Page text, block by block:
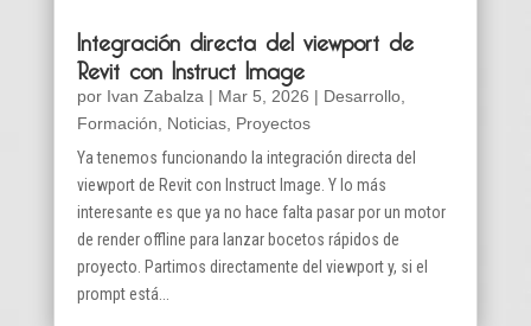
Integración directa del viewport de
Revit con Instruct Image
por Ivan Zabalza | Mar 5, 2026 | Desarrollo,
Formación
Noticias, Proyectos
Ya tenemos funcionando la integración directa del
viewport de Revit con Instruct Image. Y lo más
interesante es que ya no hace falta pasar por un motor
de render offline para lanzar bocetos rápidos de
proyecto. Partimos directamente del viewport y, si el
prompt está...